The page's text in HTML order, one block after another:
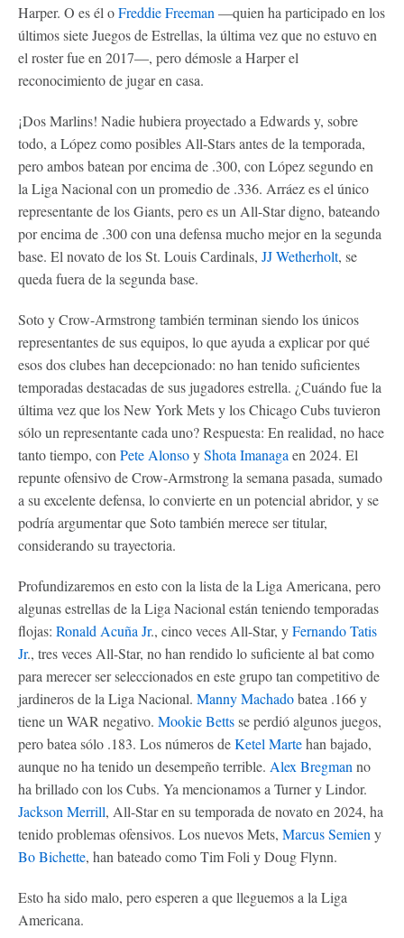
Harper. O es él oFreddie Freeman —quien ha participado en los
últimos siete Juegos de Estrellas, la última vez que no estuvo en
el roster fue en 2017—, pero démosle a Harper el
reconocimiento de jugar en casa.
¡Dos Marlins! Nadie hubiera proyectado a Edwards y, sobre
todo, a López como posibles All-Stars antes de la temporada,
pero ambos batean por encima de .300, con López segundo en
la Liga Nacional con un promedio de .336. Arráez es el único
representante de los Giants, pero es un All-Star digno, bateando
por encima de .300 con una defensa mucho mejor en la segunda
base. El novato de los St. Louis Cardinals, JJ Wetherholt, se
queda fuera de la segunda base.
Soto y Crow-Armstrong también terminan siendo los únicos
representantes de sus equipos, lo que ayuda a explicar por qué
esos dos clubes han decepcionado: no han tenido suficientes
temporadas destacadas de sus jugadores estrella. ¿Cuándo fue la
última vez que los New York Mets y los Chicago Cubs tuvieron
sólo un representante cada uno? Respuesta: En realidad, no hace
tanto tiempo, con Pete AlonsoyShota Imanaga en 2024. El
repunte ofensivo de Crow-Armstrong la semana pasada, sumado
a su excelente defensa, lo convierte en un potencial abridor, y se
podría argumentar que Soto también merece ser titular,
considerando su trayectoria.
Profundizaremos en esto con la lista de la Liga Americana, pero
algunas estrellas de la Liga Nacional están teniendo temporadas
flojas: Ronald Acuña Jr., cinco veces All-Star, yFernando Tatis
Jr., tres veces All-Star, no han rendido lo suficiente al bat como
para merecer ser seleccionados en este grupo tan competitivo de
jardineros de la Liga Nacional. Manny Machadobatea .166 y
tiene un WAR negativo. Mookie Bettsse perdió algunos juegos,
pero batea sólo .183. Los números deKetel Martehan bajado,
aunque no ha tenido un desempeño terrible. Alex Bregman no
ha brillado con los Cubs. Ya mencionamos a Turner y Lindor.
Jackson Merrill, All-Star en su temporada de novato en 2024, ha
tenido problemas ofensivos. Los nuevos Mets, Marcus Semien y
Bo Bichette, han bateado como Tim Foli y Doug Flynn.
Esto ha sido malo, pero esperen a que lleguemos a la Liga
Americana.